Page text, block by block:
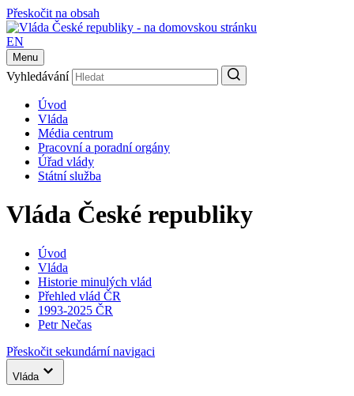
Přeskočit na obsah
EN
Menu
Vyhledávání
Úvod
Vláda
Média centrum
Pracovní a poradní orgány
Úřad vlády
Státní služba
Vláda České republiky
Úvod
Vláda
Historie minulých vlád
Přehled vlád ČR
1993-2025 ČR
Petr Nečas
Přeskočit sekundární navigaci
Vláda